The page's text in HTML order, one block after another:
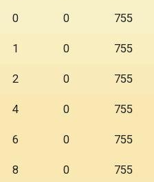
0 0 755
1 0 755
2 0 755
4 0 755
6 0 755
8 0 755